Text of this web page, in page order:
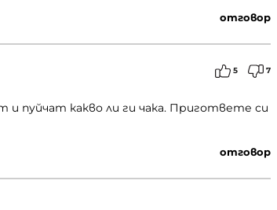
отговор
5 7
пуйчат какво ли ги чака. Пригответе си
отговор